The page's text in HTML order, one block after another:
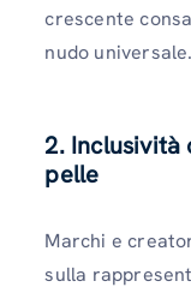
crescente
nudo universale.
2.
pelle
Marchi e
sulla